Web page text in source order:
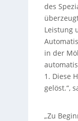
des
Leistung
in der
1. Diese
gelöst.“,
„Zu